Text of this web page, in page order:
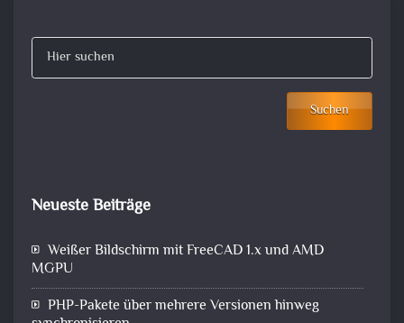
Suchen
Neueste Beiträge
Weißer Bildschirm mit FreeCAD 1.x und AMD
MGPU
PHP-Pakete über mehrere Versionen hinweg